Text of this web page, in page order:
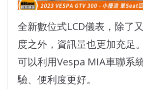
全新數位式LCD儀表，除了
度之外，資訊量也更加充足
可以利用Vespa MIA車聯系
驗、便利度更好。